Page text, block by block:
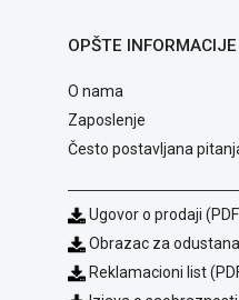
OPŠTE INFORMACIJE
O nama
Zaposlenje
Često postavljana
Ugovor o prodaji
Obrazac za
Reklamacioni list